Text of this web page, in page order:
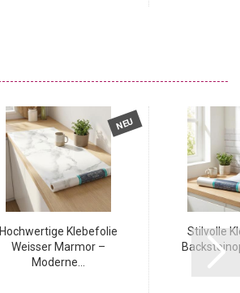
NEU
Hochwertige Klebefolie
Weisser Marmor –
Moderne...
Stilvolle